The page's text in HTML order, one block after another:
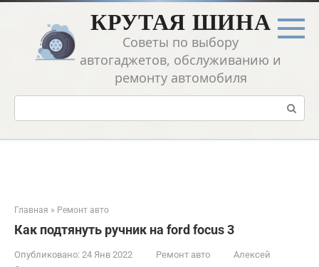
Перейти
контенту
КРУТАЯ ШИНА
Советы по выбору
автогаджетов, обслуживанию и
ремонту автомобиля
Поиск:
Главная » Ремонт авто
Как подтянуть ручник на ford focus 3
Опубликовано: 24 Янв 2022 Ремонт авто
Алексей